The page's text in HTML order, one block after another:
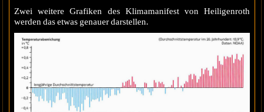
Zwei weitere Grafiken des Klimamanifest von Heiligenroth
werden das etwas genauer darstellen.